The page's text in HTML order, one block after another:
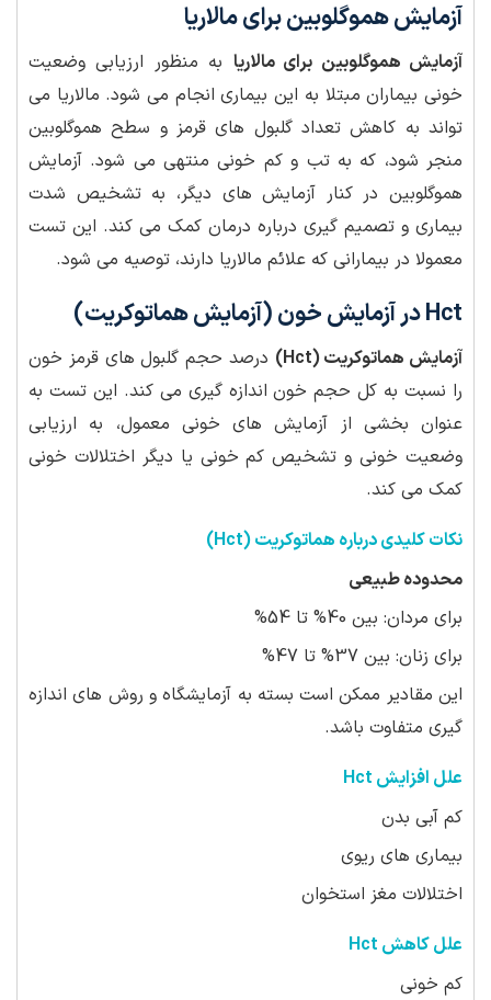
آزمایش هموگلوبین برای مالاریا
آزمایش هموگلوبین برای مالاریا به منظور ارزیابی وضعیت
خونی بیماران مبتلا به این بیماری انجام می شود. مالاریا می
تواند به کاهش تعداد گلبول های قرمز و سطح هموگلوبین
منجر شود، که به تب و کم خونی منتهی می شود. آزمایش
هموگلوبین در کنار آزمایش های دیگر، به تشخیص شدت
بیماری و تصمیم گیری درباره درمان کمک می کند. این تست
معمولا در بیمارانی که علائم مالاریا دارند، توصیه می شود.
Hct در آزمایش خون (آزمایش هماتوکریت)
آزمایش هماتوکریت (Hct)
درصد حجم گلبول های قرمز خون
را نسبت به کل حجم خون اندازه گیری می کند. این تست به
عنوان بخشی از آزمایش های خونی معمول، به ارزیابی
وضعیت خونی و تشخیص کم خونی یا دیگر اختلالات خونی
کمک می کند.
نکات کلیدی درباره هماتوکریت (Hct)
محدوده طبیعی
برای مردان: بین 40% تا 54%
برای زنان: بین 37% تا 47%
این مقادیر ممکن است بسته به آزمایشگاه و روش های اندازه
گیری متفاوت باشد.
علل افزایش Hct
کم آبی بدن
بیماری های ریوی
اختلالات مغز استخوان
علل کاهش Hct
کم خونی